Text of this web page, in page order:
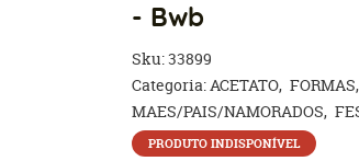
- Bwb
Sku:33899
Categoria:ACETATO FORMAS
MAES/PAIS/NAMORADOS
PRODUTO INDISPONÍVEL